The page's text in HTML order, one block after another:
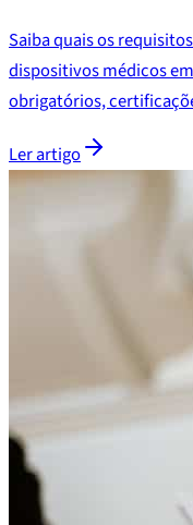
Saiba quais os
dispositivos médicos
obrigatórios,
Ler artigo